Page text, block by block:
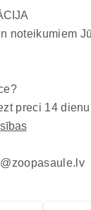
noteikumiem
preci 14